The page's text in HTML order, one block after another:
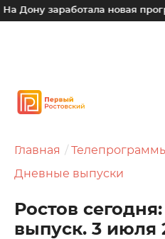
заработала новая программа
Главная
Дневные выпуски
Ростов
выпуск. 3 июля